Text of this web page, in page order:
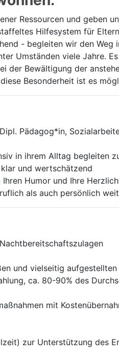
Ressourcen und geben
Hilfesystem für
- begleiten wir den
Umständen viele Jahre.
der Bewältigung der
Besonderheit ist es
Pädagog*in,
in ihrem Alltag begleiten
und wertschätzend
Humor und Ihre
als auch persönlich
und vielseitig
ca. 80-90% des
mit
zur Unterstützung des